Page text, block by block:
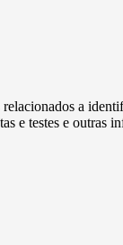
a
e testes e outras